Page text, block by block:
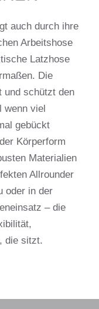
auch durch ihre
Arbeitshose
Latzhose
Die
und schützt den
wenn viel
gebückt
Körperform
Materialien
Allrounder
oder in der
– die
die sitzt.